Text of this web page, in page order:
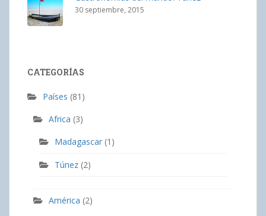
30 septiembre, 2015
CATEGORÍAS
Países (81)
Africa (3)
Madagascar (1)
Túnez (2)
América (2)